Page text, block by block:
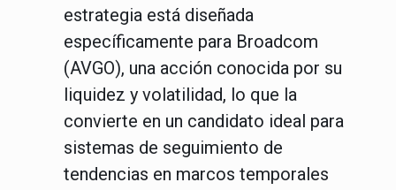
estrategia está diseñada
específicamente para Broadcom
(AVGO), una acción conocida por su
liquidez y volatilidad, lo que la
convierte en un candidato ideal para
sistemas de seguimiento de
tendencias en marcos temporales